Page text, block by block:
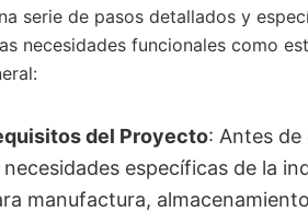
serie de pasos detallados y
necesidades funcionales como
del Proyecto: Antes de
específicas de la
manufactura,